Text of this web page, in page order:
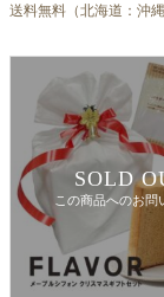
送料無料（北海道：沖
園 内祝 おじいちゃん
のお祝い返しにも 子供
SOLD
この商品へのお問